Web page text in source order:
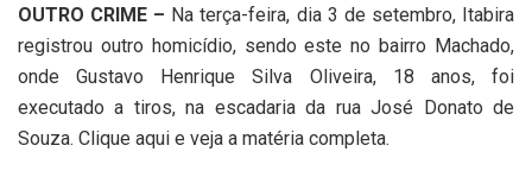
OUTRO CRIME – Na terça-feira, dia 3 de setembro, Itabira
registrou outro homicídio, sendo este no bairro Machado,
onde Gustavo Henrique Silva Oliveira, 18 anos, foi
executado a tiros, na escadaria da rua José Donato de
Souza. Clique aqui e veja a matéria completa.